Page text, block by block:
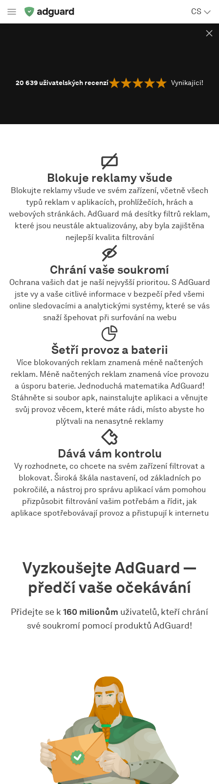
CS
20 639 uživatelských recenzí Vynikající!
Blokuje reklamy všude
Blokujte reklamy všude ve svém zařízení, včetně všech
typů reklam v aplikacích, prohlížečích, hrách a
webových stránkách. AdGuard má desítky filtrů reklam,
které jsou neustále aktualizovány, aby byla zajištěna
nejlepší kvalita filtrování
Chrání vaše soukromí
Ochrana vašich dat je naší nejvyšší prioritou. S AdGuard
jste vy a vaše citlivé informace v bezpečí před všemi
online sledovacími a analytickými systémy, které se vás
snaží špehovat při surfování na webu
Šetří provoz a baterii
Více blokovaných reklam znamená méně načtených
reklam. Méně načtených reklam znamená více provozu
a úsporu baterie. Jednoduchá matematika AdGuard!
Stáhněte si soubor apk, nainstalujte aplikaci a věnujte
svůj provoz věcem, které máte rádi, místo abyste ho
plýtvali na nenasytné reklamy
Dává vám kontrolu
Vy rozhodnete, co chcete na svém zařízení filtrovat a
blokovat. Široká škála nastavení, od základních po
pokročilé, a nástroj pro správu aplikací vám pomohou
přizpůsobit filtrování vašim potřebám a řídit, jak
aplikace spotřebovávají provoz a přistupují k internetu
Vyzkoušejte AdGuard —
předčí vaše očekávání
Přidejte se k 160 milionům uživatelů, kteří chrání
své soukromí pomocí produktů AdGuard!